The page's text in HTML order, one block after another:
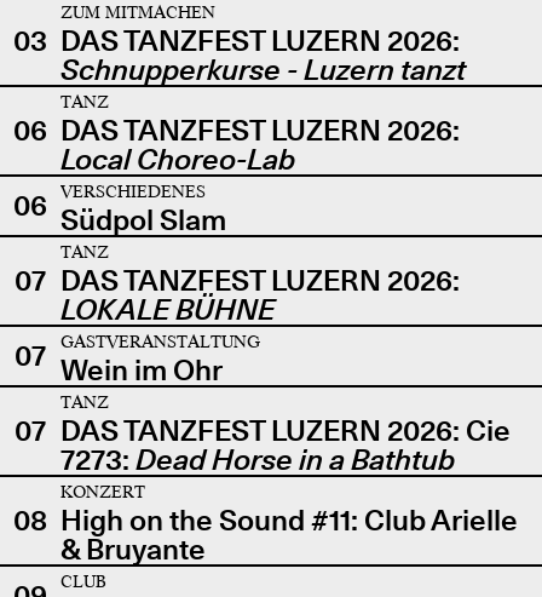
03
ZUM MITMACHEN
DAS TANZFEST LUZERN 2026:
Schnupperkurse - Luzern tanzt
06
TANZ
DAS TANZFEST LUZERN 2026:
Local Choreo-Lab
06
VERSCHIEDENES
Südpol Slam
07
TANZ
DAS TANZFEST LUZERN 2026:
LOKALE BÜHNE
07
GASTVERANSTALTUNG
Wein im Ohr
07
TANZ
DAS TANZFEST LUZERN 2026: Cie
7273: Dead Horse in a Bathtub
08
KONZERT
High on the Sound #11: Club Arielle
& Bruyante
CLUB